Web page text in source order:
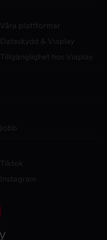
Våra plattformar
Dataskydd & Viaplay
Tillgänglighet hos Viaplay
Jobb
Tiktok
Instagram